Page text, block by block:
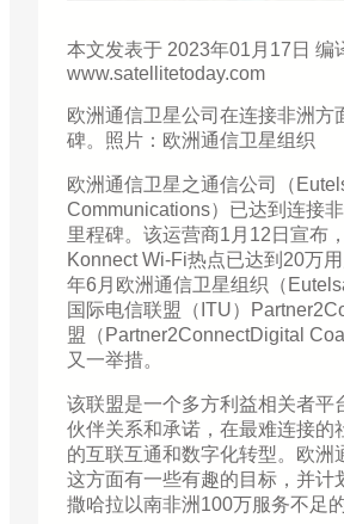
本文发表于 2023年01月17日 编
www.satellitetoday.com
欧洲通信卫星公司在连接非洲方
碑。照片：欧洲通信卫星组织
欧洲通信卫星之通信公司（
Communications）已达到连接
里程碑。该运营商1月12日宣布
Konnect Wi-Fi热点已达到20万
年6月欧洲通信卫星组织（
国际电信联盟（ITU）
盟（Partner2ConnectDigital
又一举措。
该联盟是一个多方利益相关者平
伙伴关系和承诺，在最难连接的
的互联互通和数字化转型。欧洲
这方面有一些有趣的目标，并计
撒哈拉以南非洲100万服务不足